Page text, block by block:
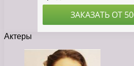
Актеры